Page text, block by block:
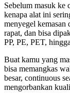
Sebelum masuk ke
kenapa alat ini
menyegel kemasan
rapat, dan bisa
PP, PE, PET,
Buat kamu yang
bisa memangkas
besar, continuous
mengorbankan